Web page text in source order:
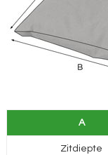
A
Zitdiepte